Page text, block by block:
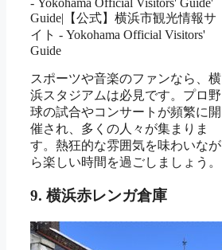
スポーツや音楽のファンなら、横
浜スタジアムは必見です。プロ野
球の試合やコンサートが頻繁に開
催され、多くの人々が集まりま
す。熱狂的な雰囲気を味わいなが
ら楽しい時間を過ごしましょう。
9. 横浜赤レンガ倉庫